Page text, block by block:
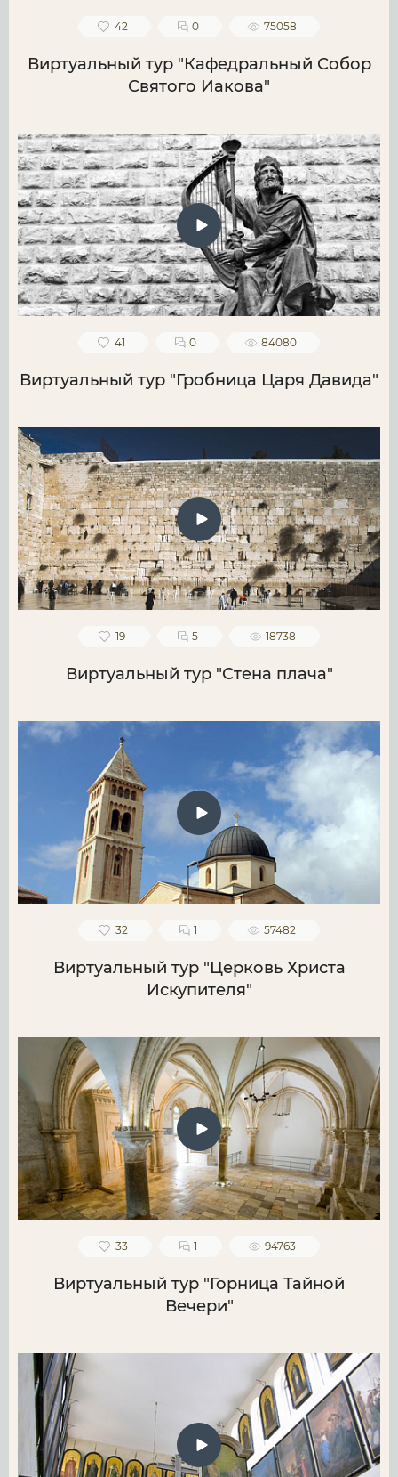
42 0 75058
Виртуальный тур "Кафедральный Собор
Святого Иакова"
41 0 84080
Виртуальный тур "Гробница Царя Давида"
19 5 18738
Виртуальный тур "Стена плача"
32 1 57482
Виртуальный тур "Церковь Христа
Искупителя"
33 1 94763
Виртуальный тур "Горница Тайной
Вечери"